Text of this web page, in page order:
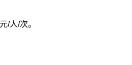
元/人/次。